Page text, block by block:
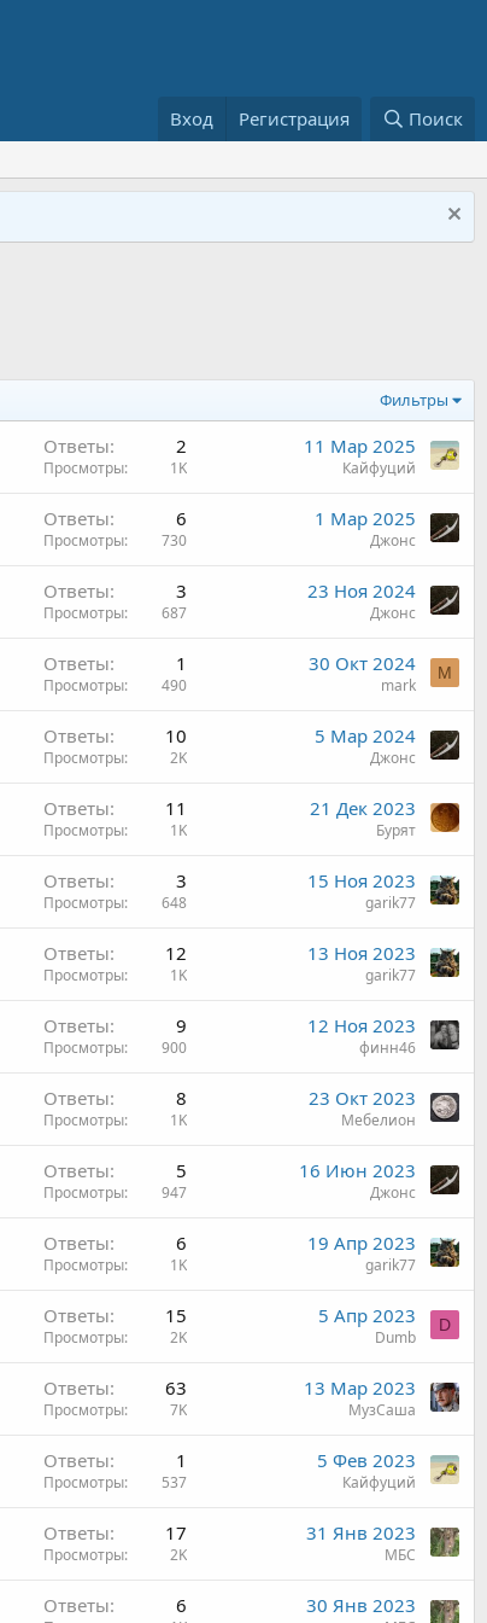
Вход Регистрация Поиск
Фильтры
Ответы 2
Просмотры 1K
11 Мар 2025
Кайфуций
Ответы 6
Просмотры 730
1 Мар 2025
Джонс
Ответы 3
Просмотры 687
23 Ноя 2024
Джонс
Ответы 1
Просмотры 490
30 Окт 2024
mark
M
Ответы 10
Просмотры 2K
5 Мар 2024
Джонс
Ответы 11
Просмотры 1K
21 Дек 2023
Бурят
Ответы 3
Просмотры 648
15 Ноя 2023
garik77
Ответы 12
Просмотры 1K
13 Ноя 2023
garik77
Ответы 9
Просмотры 900
12 Ноя 2023
финн46
Ответы 8
Просмотры 1K
23 Окт 2023
Мебелион
Ответы 5
Просмотры 947
16 Июн 2023
Джонс
Ответы 6
Просмотры 1K
19 Апр 2023
garik77
Ответы 15
Просмотры 2K
5 Апр 2023
Dumb
D
Ответы 63
Просмотры 7K
13 Мар 2023
МузСаша
Ответы 1
Просмотры 537
5 Фев 2023
Кайфуций
Ответы 17
Просмотры 2K
31 Янв 2023
МБС
Ответы 6 30 Янв 2023